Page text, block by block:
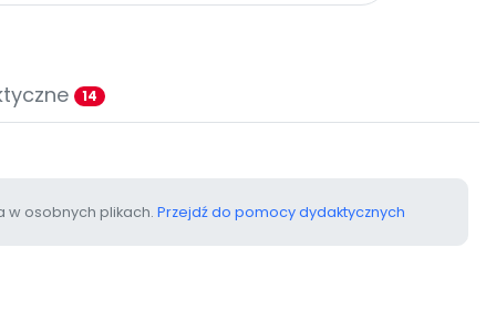
14
osobnych plikach. Przejdź do pomocy dydaktycznych